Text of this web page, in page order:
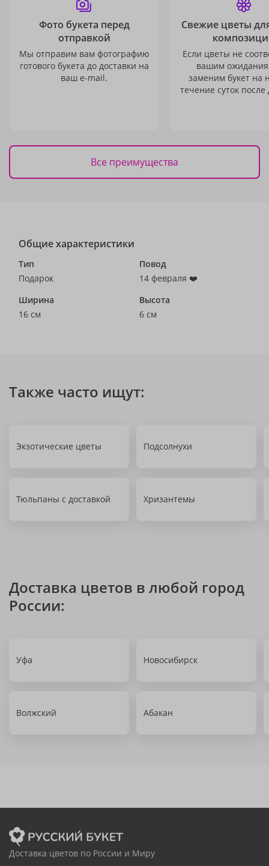
Фото букета перед
отправкой
Мы отправим вам фотографию
готового букета до доставки на
ваш e-mail.
Свежие цветы
Если цветы не
вашим
заменим букет на
течение суток после
Все преимущества
Общие характеристики
Тип
Подарок
Повод
14 февраля ❤️
Ширина
16 см
Высота
6 см
Также часто ищут:
Экзотические цветы Подсолнухи
Тюльпаны с доставкой Хризантемы
Доставка цветов в любой город
России:
Уфа Новосибирск
Волжский Абакан
Доставка цветов по России и Миру